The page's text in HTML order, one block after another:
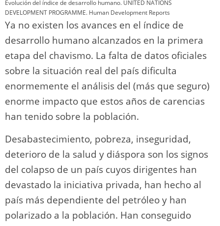
Evolución del índice de desarrollo humano. UNITED NATIONS
DEVELOPMENT PROGRAMME. Human Development Reports
Ya no existen los avances en el índice de
desarrollo humano alcanzados en la primera
etapa del chavismo. La falta de datos oficiales
sobre la situación real del país dificulta
enormemente el análisis del (más que seguro)
enorme impacto que estos años de carencias
han tenido sobre la población.
Desabastecimiento, pobreza, inseguridad,
deterioro de la salud y diáspora son los signos
del colapso de un país cuyos dirigentes han
devastado la iniciativa privada, han hecho al
país más dependiente del petróleo y han
polarizado a la población. Han conseguido